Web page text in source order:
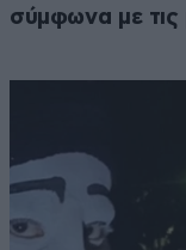
σύμφωνα με τις